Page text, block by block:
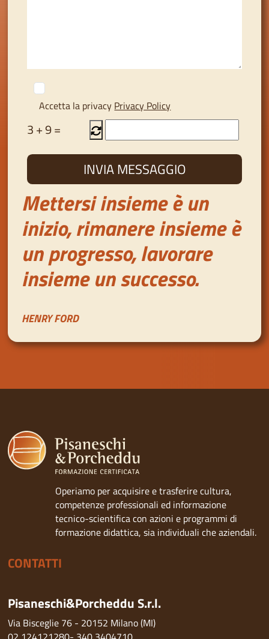
Accetta la privacy Privacy Policy
3+9=
Mettersi insieme è un
inizio, rimanere insieme è
un progresso, lavorare
insieme un successo.
HENRY FORD
Operiamo per acquisire e trasferire cultura,
competenze professionali ed informazione
tecnico-scientifica con azioni e programmi di
formazione didattica, sia individuali che aziendali.
CONTATTI
Pisaneschi&Porcheddu S.r.l.
Via Bisceglie 76 - 20152 Milano (MI)